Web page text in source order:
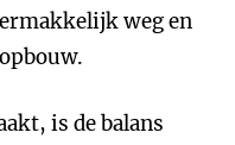
weg en
is de balans